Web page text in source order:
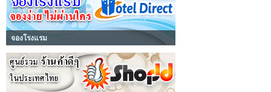
จองโรงแรม